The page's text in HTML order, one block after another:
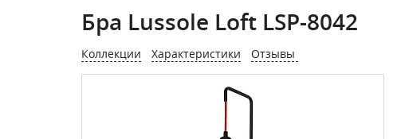
Бра Lussole Loft LSP-8042
Коллекции Характеристики Отзывы